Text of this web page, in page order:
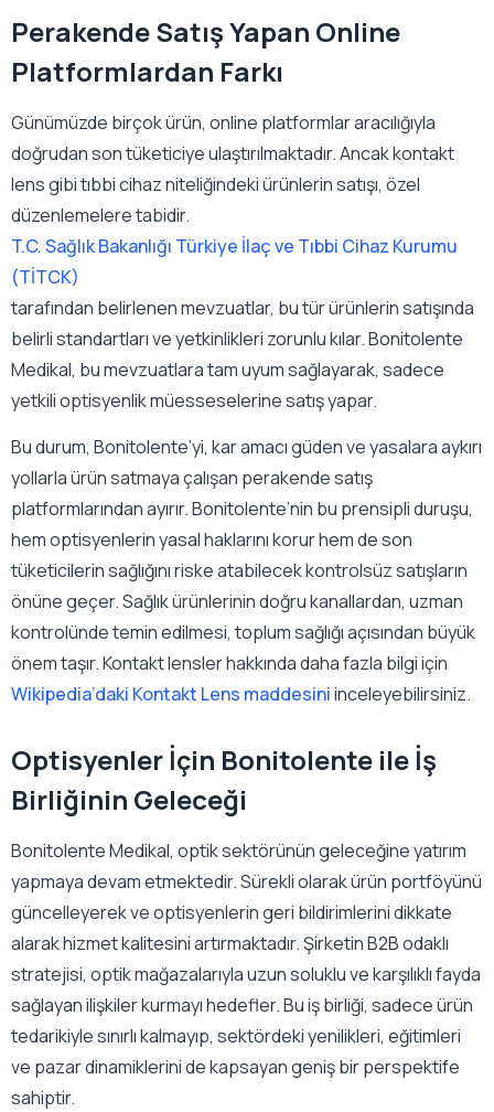
Perakende Satış Yapan Online
Platformlardan Farkı
Günümüzde birçok ürün, online platformlar aracılığıyla
doğrudan son tüketiciye ulaştırılmaktadır. Ancak kontakt
lens gibi tıbbi cihaz niteliğindeki ürünlerin satışı, özel
düzenlemelere tabidir.
T.C. Sağlık Bakanlığı Türkiye İlaç ve Tıbbi Cihaz Kurumu
(TİTCK)
tarafından belirlenen mevzuatlar, bu tür ürünlerin satışında
belirli standartları ve yetkinlikleri zorunlu kılar. Bonitolente
Medikal, bu mevzuatlara tam uyum sağlayarak, sadece
yetkili optisyenlik müesseselerine satış yapar.
Bu durum, Bonitolente’yi, kar amacı güden ve yasalara aykırı
yollarla ürün satmaya çalışan perakende satış
platformlarından ayırır. Bonitolente’nin bu prensipli duruşu,
hem optisyenlerin yasal haklarını korur hem de son
tüketicilerin sağlığını riske atabilecek kontrolsüz satışların
önüne geçer. Sağlık ürünlerinin doğru kanallardan, uzman
kontrolünde temin edilmesi, toplum sağlığı açısından büyük
önem taşır. Kontakt lensler hakkında daha fazla bilgi için
Wikipedia’daki Kontakt Lens maddesiniinceleyebilirsiniz.
Optisyenler İçin Bonitolente ile İş
Birliğinin Geleceği
Bonitolente Medikal, optik sektörünün geleceğine yatırım
yapmaya devam etmektedir. Sürekli olarak ürün portföyünü
güncelleyerek ve optisyenlerin geri bildirimlerini dikkate
alarak hizmet kalitesini artırmaktadır. Şirketin B2B odaklı
stratejisi, optik mağazalarıyla uzun soluklu ve karşılıklı fayda
sağlayan ilişkiler kurmayı hedefler. Bu iş birliği, sadece ürün
tedarikiyle sınırlı kalmayıp, sektördeki yenilikleri, eğitimleri
ve pazar dinamiklerini de kapsayan geniş bir perspektife
sahiptir.